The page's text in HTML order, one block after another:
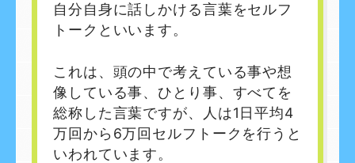
自分自身に話しかける言葉をセルフ
トークといいます。
これは、頭の中で考えている事や想
像している事、ひとり事、すべてを
総称した言葉ですが、人は1日平均4
万回から6万回セルフトークを行うと
いわれています。